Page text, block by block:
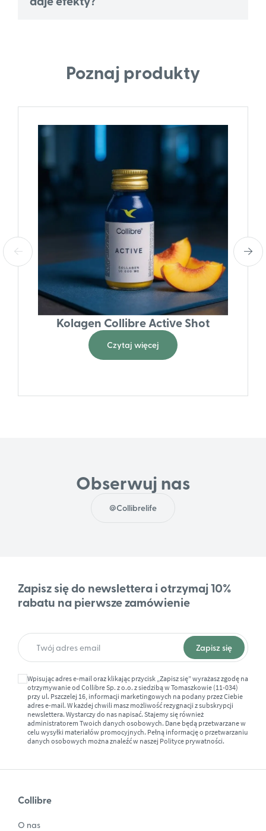
Poznaj produkty
Kolagen Collibre Active Shot
Czytaj więcej
Obserwuj nas
@Collibrelife
Zapisz się do newslettera i otrzymaj 10%
rabatu na pierwsze zamówienie
Wpisując adres e-mail oraz klikając przycisk „Zapisz się” wyrażasz zgodę na
otrzymywanie od Collibre Sp. z o.o. z siedzibą w Tomaszkowie (11-034)
przy ul. Pszczelej 16, informacji marketingowych na podany przez Ciebie
adres e-mail. W każdej chwili masz możliwość rezygnacji z subskrypcji
newslettera. Wystarczy do nas napisać. Stajemy się również
administratorem Twoich danych osobowych. Dane będą przetwarzane w
celu wysyłki materiałów promocyjnych. Pełną informację o przetwarzaniu
danych osobowych można znaleźć w naszej Polityce prywatności.
Collibre
O nas